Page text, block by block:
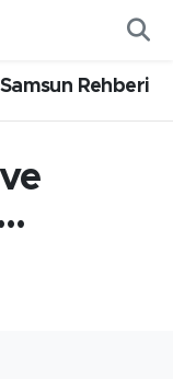
Samsun Rehberi